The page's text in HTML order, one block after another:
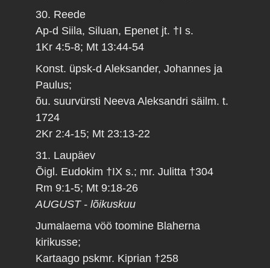
30. Reede
Ap-d Siila, Siluan, Epenet jt. †I s.
1Kr 4:5-8; Mt 13:44-54
Konst. üpsk-d Aleksander, Johannes ja
Paulus;
õu. suurvürsti Neeva Aleksandri säilm. t.
1724
2Kr 2:4-15; Mt 23:13-22
31. Laupäev
Õigl. Eudokim †IX s.; mr. Julitta †304
Rm 9:1-5; Mt 9:18-26
AUGUST - lõikuskuu
Jumalaema vöö toomine Blaherna
kirikusse;
Kartaago pskmr. Kiprian †258